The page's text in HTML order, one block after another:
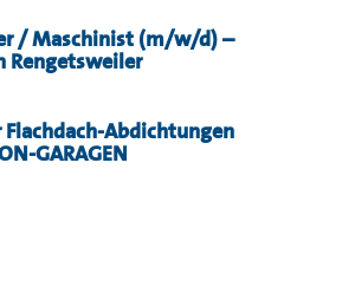
/ Maschinist (m/w/d) –
Rengetsweiler
Flachdach-Abdichtungen
GARAGEN